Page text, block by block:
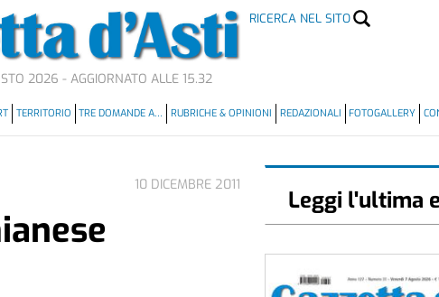
RICERCA NEL SITO
2026 - AGGIORNATO ALLE 15.32
TERRITORIO TRE DOMANDE A… RUBRICHE & OPINIONI REDAZIONALI FOTOGALLERY
10 DICEMBRE 2011
Leggi l'ultima